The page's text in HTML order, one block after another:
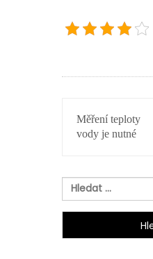
PRO
PŘÍSPĚVEK
Měření teploty
vody je nutné
Vyhledávání